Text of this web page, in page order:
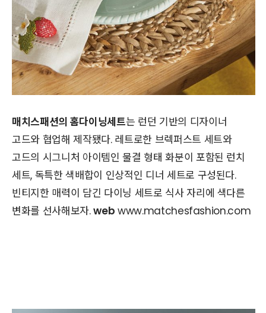
매치스패션의 홈다이닝세트는 런던 기반의 디자이너
고드와 협업해 제작됐다. 레트로한 브렉퍼스트 세트와
고드의 시그니처 아이템인 물결 형태 화분이 포함된 런치
세트, 독특한 색배합이 인상적인 디너 세트로 구성된다.
빈티지한 매력이 담긴 다이닝 세트로 식사 자리에 색다른
변화를 선사해보자.web www.matchesfashion.com